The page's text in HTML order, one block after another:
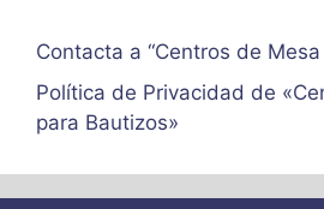
Contacta a “Centros de
Política de Privacidad de
para Bautizos»